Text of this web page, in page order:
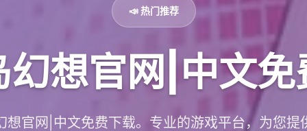
📣 热门推荐
幻想官网|中文免
想官网|中文免费下载。专业的游戏平台，为您提